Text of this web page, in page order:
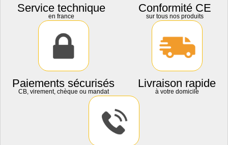
Service technique
en france
Conformité CE
sur tous nos produits
Paiements sécurisés
CB, virement, chèque ou mandat
Livraison rapide
à votre domicile